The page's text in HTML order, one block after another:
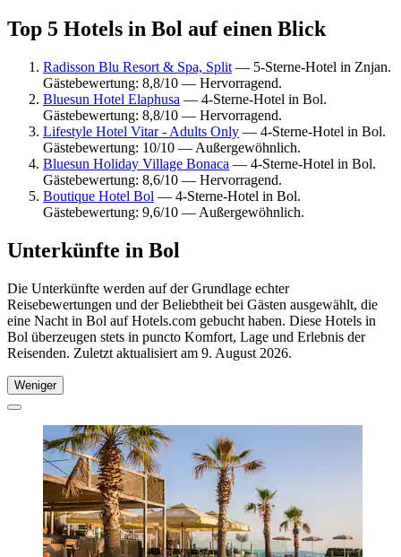
Top 5 Hotels in Bol auf einen Blick
Radisson Blu Resort & Spa, Split — 5-Sterne-Hotel in Znjan.
Gästebewertung: 8,8/10 — Hervorragend.
Bluesun Hotel Elaphusa — 4-Sterne-Hotel in Bol.
Gästebewertung: 8,8/10 — Hervorragend.
Lifestyle Hotel Vitar - Adults Only — 4-Sterne-Hotel in Bol.
Gästebewertung: 10/10 — Außergewöhnlich.
Bluesun Holiday Village Bonaca — 4-Sterne-Hotel in Bol.
Gästebewertung: 8,6/10 — Hervorragend.
Boutique Hotel Bol — 4-Sterne-Hotel in Bol.
Gästebewertung: 9,6/10 — Außergewöhnlich.
Unterkünfte in Bol
Die Unterkünfte werden auf der Grundlage echter
Reisebewertungen und der Beliebtheit bei Gästen ausgewählt, die
eine Nacht in Bol auf Hotels.com gebucht haben. Diese Hotels in
Bol überzeugen stets in puncto Komfort, Lage und Erlebnis der
Reisenden. Zuletzt aktualisiert am 9. August 2026.
Weniger